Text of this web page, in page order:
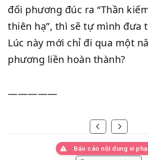
đối phương đúc ra “Thần
thiên hạ”, thì sẽ tự mình đưa
Lúc này mới chỉ đi qua một
phương liền hoàn thành?
—————
Báo cáo nội dung vi